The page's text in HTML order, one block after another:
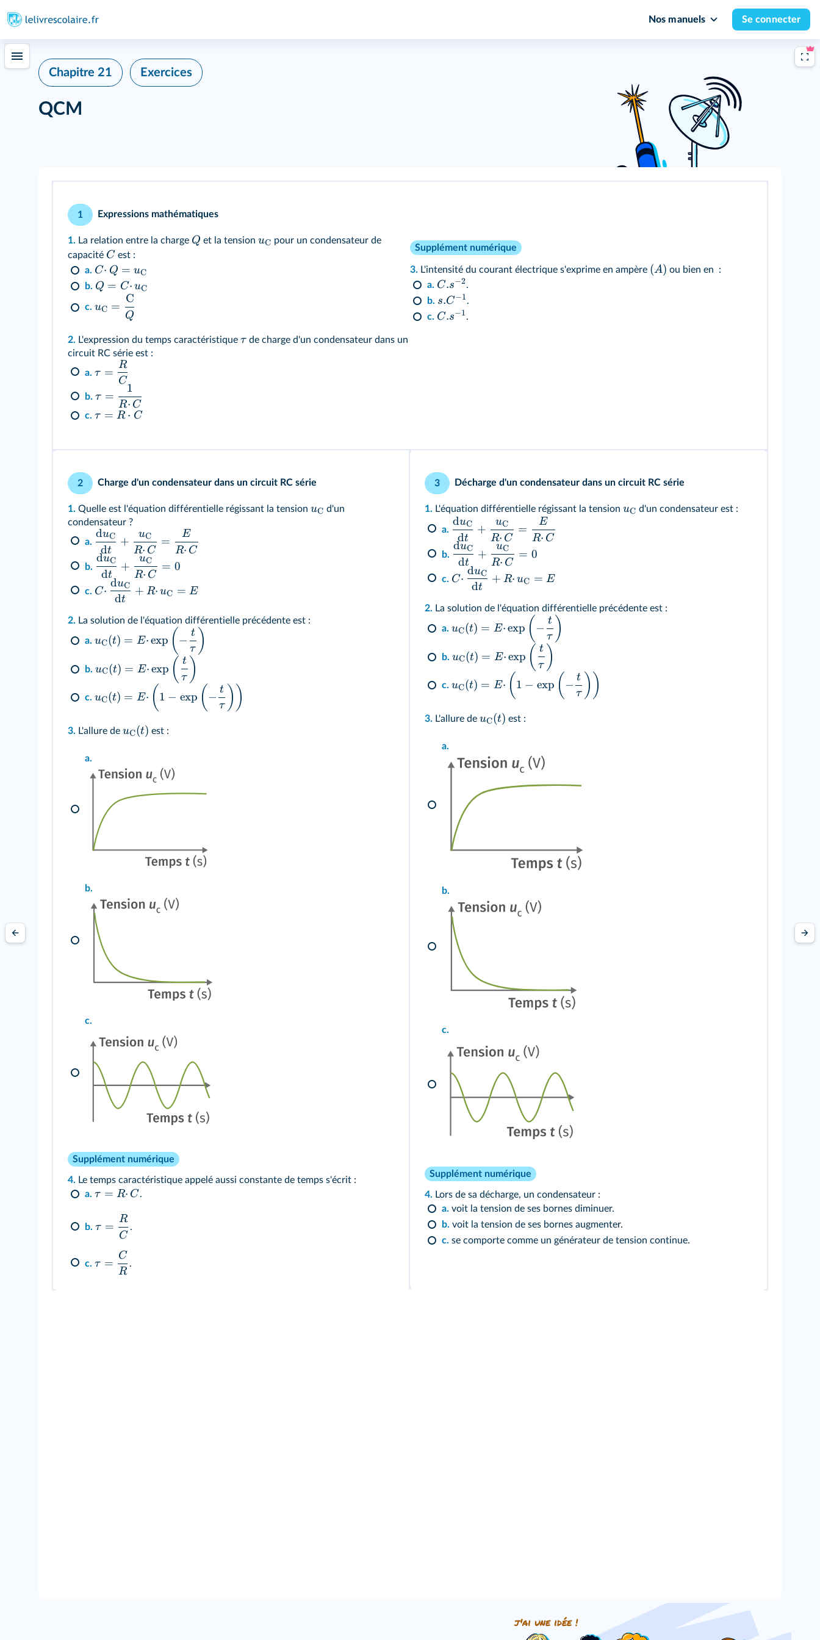
Nos manuels Se connecter
Chapitre 21 Exercices
QCM
1 Expressions mathématiques
1. La relation entre la charge Q et la tension uC pour un condensateur de
capacité C est :
a. C⋅ Q = uC
b. Q = C⋅ uC
c. uC =
Q
C
2. L'expression du temps caractéristique τ de charge d'un condensateur dans un
circuit RC série est :
a. τ =
C
R
b. τ =
R⋅ C
1
c. τ = R ⋅ C
Supplément numérique
3. L'intensité du courant électrique s'exprime en ampère (A) ou bien en :
a. C.s−2.
b. s.C−1.
c. C.s−1.
2 Charge d'un condensateur dans un circuit RC série
1. Quelle est l'équation différentielle régissant la tension uC d'un
condensateur ?
a.
dt
duC +
R⋅ C
uC =
R⋅ C
E
b.
dt
duC +
R⋅ C
uC = 0
c. C⋅
dt
duC + R⋅ uC = E
2. La solution de l'équation différentielle précédente est :
a. uC(t) = E⋅exp ( −
τ
t )
b. uC(t) = E⋅exp ( τ
t )
c. uC(t) = E⋅ ( 1 − exp ( −
τ
t ))
3. L'allure de uC(t) est :
a.
b.
c.
Supplément numérique
4. Le temps caractéristique appelé aussi constante de temps s'écrit :
a. τ = R⋅ C.
b. τ =
C
R
.
c. τ =
R
C
.
3 Décharge d'un condensateur dans un circuit RC série
1. L'équation différentielle régissant la tension uC d'un condensateur est :
a.
dt
duC +
R⋅ C
uC =
R⋅ C
E
b.
dt
duC +
R⋅ C
uC = 0
c. C⋅
dt
duC + R⋅ uC = E
2. La solution de l'équation différentielle précédente est :
a. uC(t) = E⋅exp ( −
τ
t )
b. uC(t) = E⋅exp ( τ
t )
c. uC(t) = E⋅ ( 1 − exp ( −
τ
t ))
3. L'allure de uC(t) est :
a.
b.
c.
Supplément numérique
4. Lors de sa décharge, un condensateur :
a. voit la tension de ses bornes diminuer.
b. voit la tension de ses bornes augmenter.
c. se comporte comme un générateur de tension continue.
j'ai une idée !